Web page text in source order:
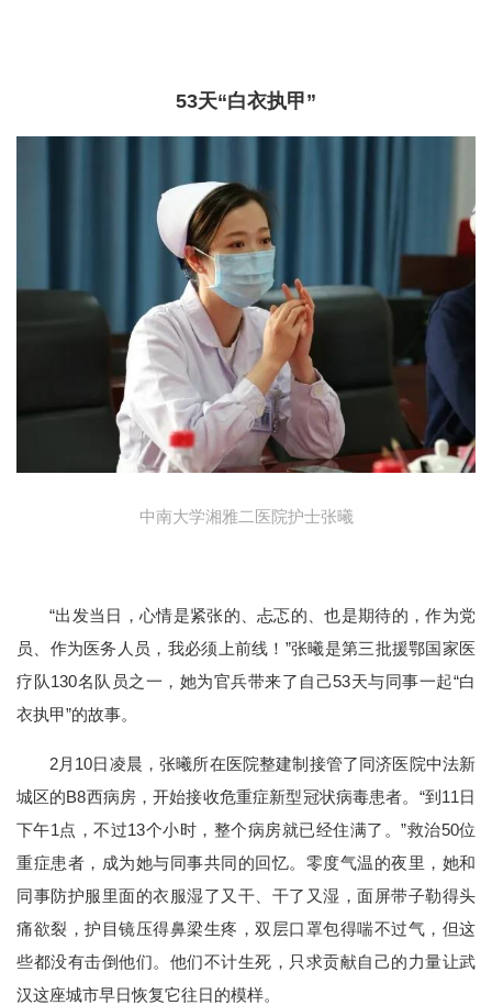
53天“白衣执甲”
中南大学湘雅二医院护士张曦
“出发当日，心情是紧张的、忐忑的、也是期待的，作为党
员、作为医务人员，我必须上前线！”张曦是第三批援鄂国家医
疗队130名队员之一，她为官兵带来了自己53天与同事一起“白
衣执甲”的故事。
2月10日凌晨，张曦所在医院整建制接管了同济医院中法新
城区的B8西病房，开始接收危重症新型冠状病毒患者。“到11日
下午1点，不过13个小时，整个病房就已经住满了。”救治50位
重症患者，成为她与同事共同的回忆。零度气温的夜里，她和
同事防护服里面的衣服湿了又干、干了又湿，面屏带子勒得头
痛欲裂，护目镜压得鼻梁生疼，双层口罩包得喘不过气，但这
些都没有击倒他们。他们不计生死，只求贡献自己的力量让武
汉这座城市早日恢复它往日的模样。